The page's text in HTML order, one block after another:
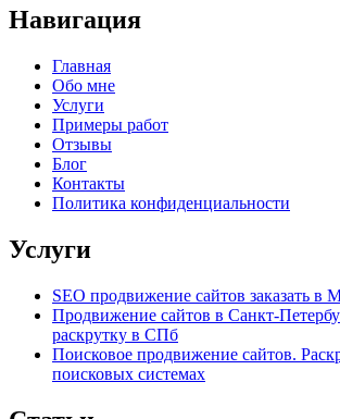
Навигация
Главная
Обо мне
Услуги
Примеры работ
Отзывы
Блог
Контакты
Политика конфиденциальности
Услуги
SEO продвижение сайтов заказать в
Продвижение сайтов в Санкт-
раскрутку в СПб
Поисковое продвижение сайтов.
поисковых системах